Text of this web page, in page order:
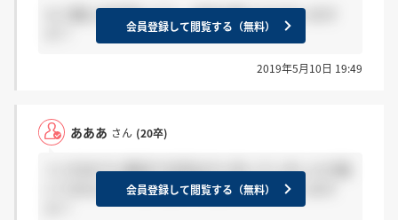
もう既に内定頂いてて、内定お断りする方います
会員登録して閲覧する（無料）
2019年5月10日 19:49
あああ さん (20卒)
２３日までに郵送で合否出すと仰っていましたが届
いてませんでした。届いてる方いらっしゃいます
会員登録して閲覧する（無料）